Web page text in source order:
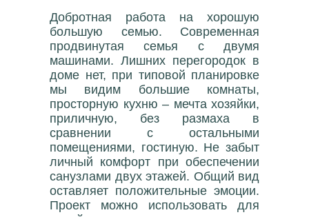
Добротная работа на хорошую
большую семью. Современная
продвинутая семья с двумя
машинами. Лишних перегородок в
доме нет, при типовой планировке
мы видим большие комнаты,
просторную кухню – мечта хозяйки,
приличную, без размаха в
сравнении с остальными
помещениями, гостиную. Не забыт
личный комфорт при обеспечении
санузлами двух этажей. Общий вид
оставляет положительные эмоции.
Проект можно использовать для